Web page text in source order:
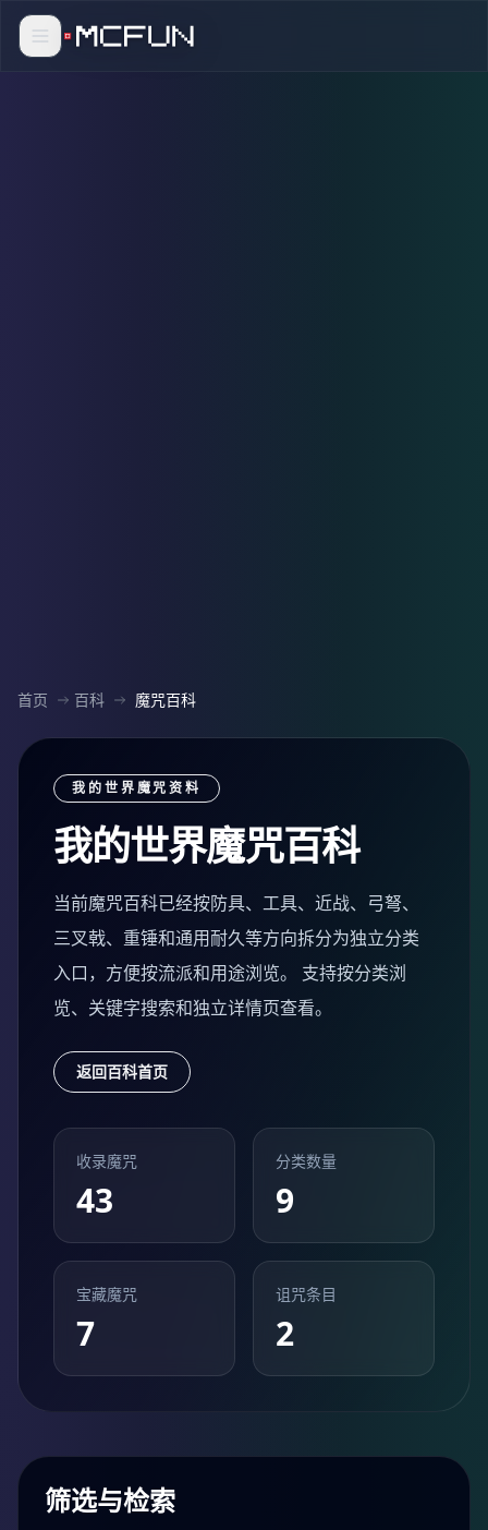
首页 百科 魔咒百科
我的世界魔咒资料
我的世界魔咒百科
当前魔咒百科已经按防具、工具、近战、弓弩、
三叉戟、重锤和通用耐久等方向拆分为独立分类
入口，方便按流派和用途浏览。 支持按分类浏
览、关键字搜索和独立详情页查看。
返回百科首页
收录魔咒
43
分类数量
9
宝藏魔咒
7
诅咒条目
2
筛选与检索